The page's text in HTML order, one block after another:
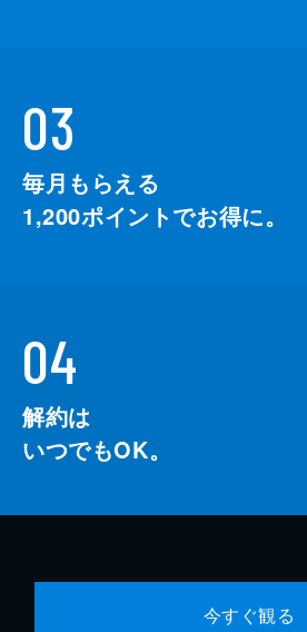
03
毎月もらえる
1,200ポイントでお得に。
04
解約は
いつでもOK。
今すぐ観る